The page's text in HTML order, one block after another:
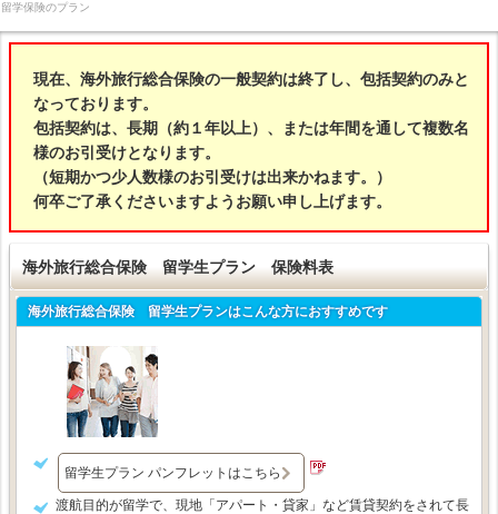
留学保険のプラン
現在、海外旅行総合保険の一般契約は終了し、包括契約のみと
なっております。
包括契約は、長期（約１年以上）、または年間を通して複数名
様のお引受けとなります。
（短期かつ少人数様のお引受けは出来かねます。）
何卒ご了承くださいますようお願い申し上げます。
海外旅行総合保険 留学生プラン 保険料表
海外旅行総合保険 留学生プランはこんな方におすすめです
留学生プラン パンフレットはこちら
渡航目的が留学で、現地 「アパート・貸家」など賃貸契約をされて長